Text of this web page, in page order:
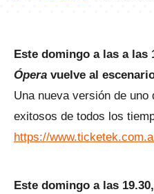
Este domingo a las a las
Ópera vuelve al
Una nueva versión de
exitosos de todos los
https://
Este domingo a las